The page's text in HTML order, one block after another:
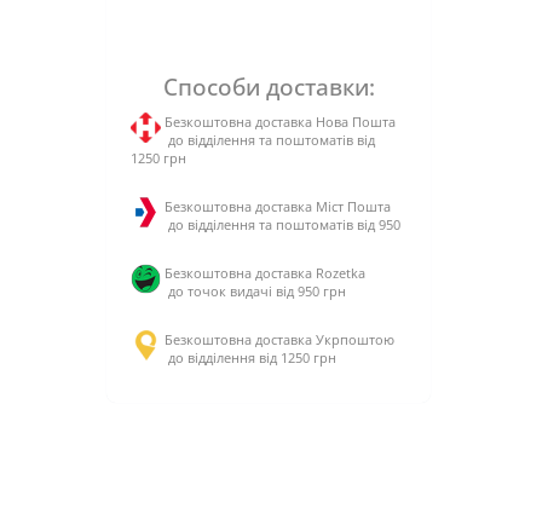
Способи доставки:
Безкоштовна доставка Нова Пошта
до відділення та поштоматів від
1250 грн
Безкоштовна доставка Міст Пошта
до відділення та поштоматів від 950
Безкоштовна доставка Rozetka
до точок видачі від 950 грн
Безкоштовна доставка Укрпоштою
до відділення від 1250 грн